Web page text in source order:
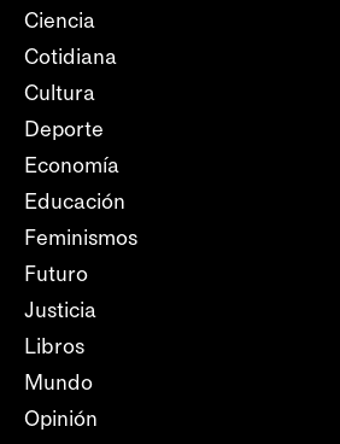
Ciencia
Cotidiana
Cultura
Deporte
Economía
Educación
Feminismos
Futuro
Justicia
Libros
Mundo
Opinión